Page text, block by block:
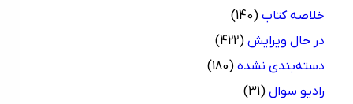
خلاصه کتاب (140)
در حال ویرایش (422)
دسته‌بندی نشده (180)
رادیو سوال (31)